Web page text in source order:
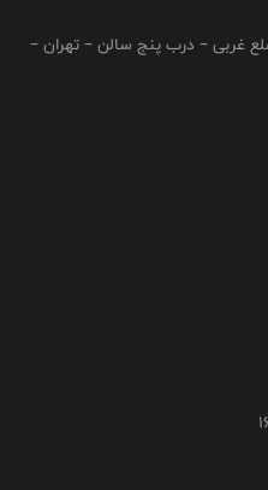
غربی – درب پنج سالن – تهران –